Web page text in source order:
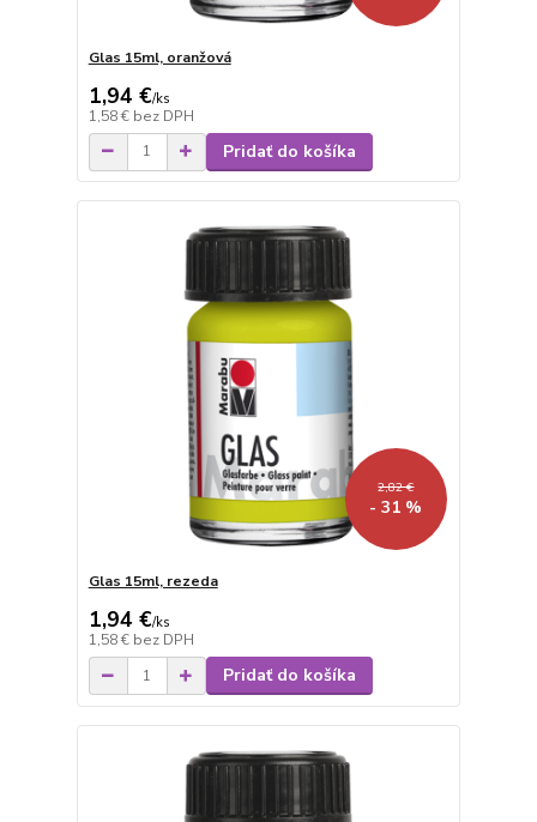
Glas 15ml, oranžová
1,94 €/ks
1,58 € bez DPH
Pridať do košíka
2,82 €
- 31 %
Glas 15ml, rezeda
1,94 €/ks
1,58 € bez DPH
Pridať do košíka